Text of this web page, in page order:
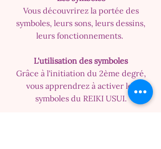
Vous découvrirez la portée des
symboles, leurs sons, leurs dessins,
leurs fonctionnements.
L'utilisation des symboles
Grâce à l'initiation du 2ème degré,
vous apprendrez à activer les
symboles du REIKI USUI.